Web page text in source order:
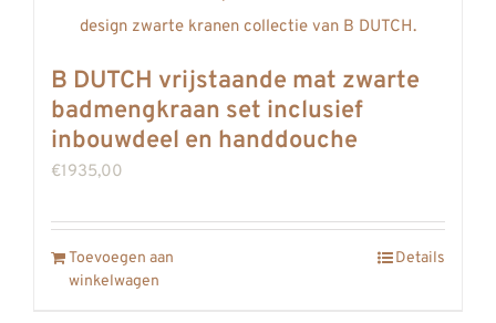
B DUTCH vrijstaande mat zwarte
badmengkraan set inclusief
inbouwdeel en handdouche
€1935,00
Toevoegen aan
winkelwagen
Details